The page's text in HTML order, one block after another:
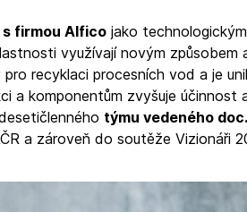
firmou Alfico jako technologickým
využívají novým způsobem
recyklaci procesních vod a je
a komponentům zvyšuje účinnost
týmu vedeného
a zároveň do soutěže Vizionáři